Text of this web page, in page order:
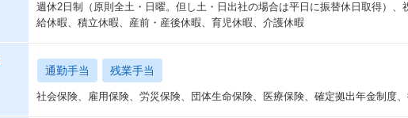
週休2日制（原則全土・日曜。但し土・日出社の場合は平日に振替休日取得）
給休暇、積立休暇、産前・産後休暇、育児休暇、介護休暇
通勤手当 残業手当
社会保険、雇用保険、労災保険、団体生命保険、医療保険、確定拠出年金制度